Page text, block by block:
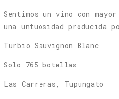
Sentimos un vino con
una untuosidad producida
Turbio Sauvignon Blanc
Solo 765 botellas
Las Carreras, Tupungato